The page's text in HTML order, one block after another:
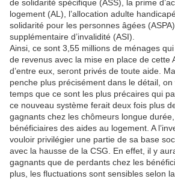
de solidarité spécifique (ASS), la prime
logement (AL), l’allocation adulte
solidarité pour les personnes âgées
supplémentaire d’invalidité (ASI).
Ainsi, ce sont 3,55 millions de ménages
de revenus avec la mise en place de cette
d’entre eux, seront privés de toute aide.
penche plus précisément dans le détail,
temps que ce sont les plus précaires qui
ce nouveau système ferait deux fois plus
gagnants chez les chômeurs longue
bénéficiaires des aides au logement. A
vouloir privilégier une partie de sa base
avec la hausse de la CSG. En effet, il y
gagnants que de perdants chez les
plus, les fluctuations sont sensibles selon